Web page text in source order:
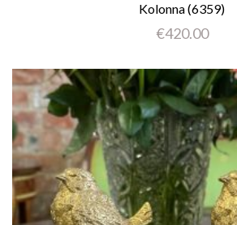
Kolonna (6359)
€420.00